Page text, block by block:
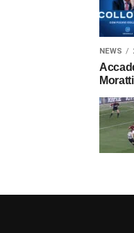
NEWS
Moratti